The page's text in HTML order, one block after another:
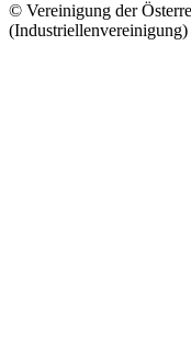
© Vereinigung der
(Industriellenvereinigung)